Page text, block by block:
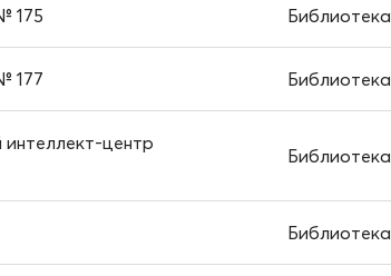
175 Библиотека
177 Библиотека
центр
Библиотека
Библиотека